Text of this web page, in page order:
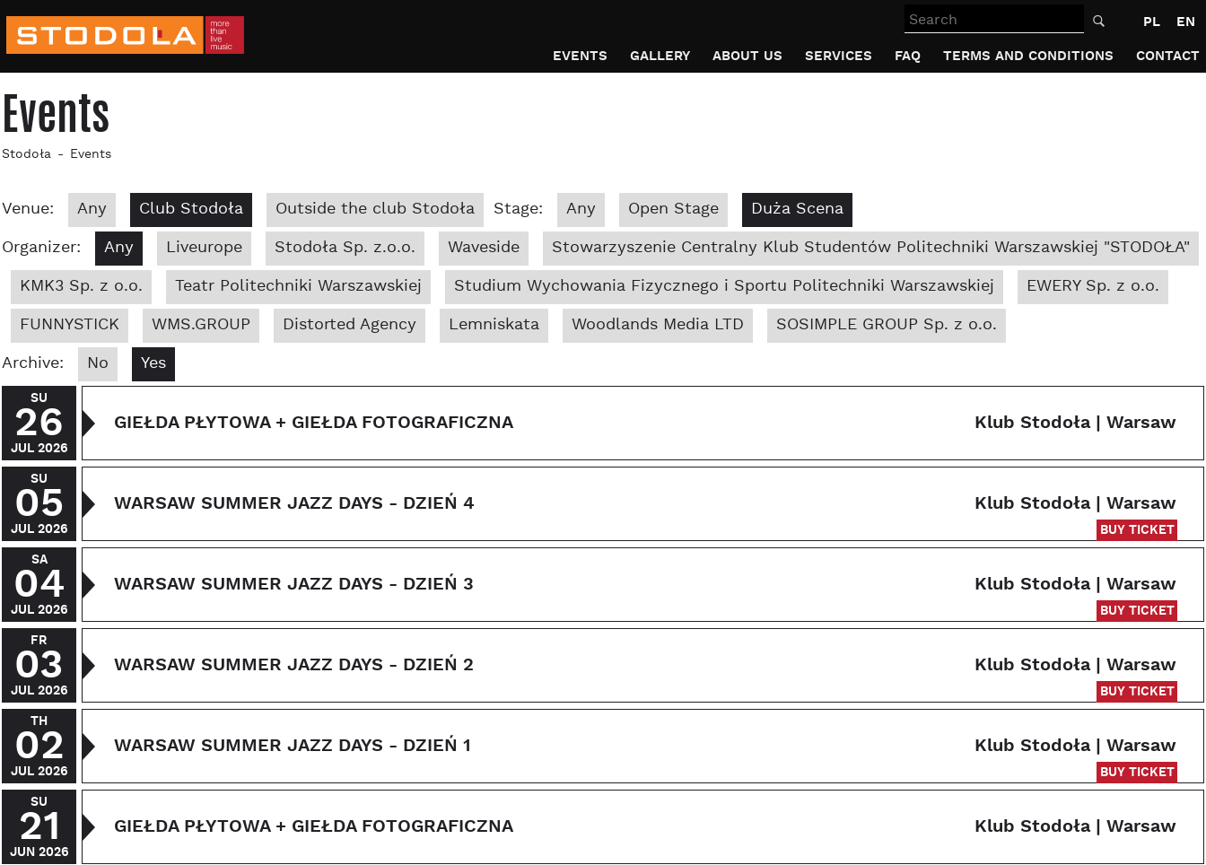
Search PL
EN
EVENTS
GALLERY ABOUT US SERVICES FAQ TERMS AND CONDITIONS CONTACT
Events
Stodoła Events
Venue: Any Club Stodoła Outside the club Stodoła Stage: Any Open Stage
Duża Scena
Organizer:
Any Liveurope Stodoła Sp. z.o.o. Waveside
Stowarzyszenie Centralny Klub Studentów Politechniki Warszawskiej "STODOŁA"
KMK3 Sp. z o.o.
Teatr Politechniki Warszawskiej Studium Wychowania Fizycznego i Sportu Politechniki Warszawskiej
EWERY Sp. z o.o.
FUNNYSTICK
WMS.GROUP Distorted Agency Lemniskata Woodlands Media LTD
SOSIMPLE GROUP Sp. z o.o.
Archive:
No Yes
SU
26
JUL 2026
GIEŁDA PŁYTOWA + GIEŁDA FOTOGRAFICZNA Klub Stodoła | Warsaw
SU
05
JUL 2026
WARSAW SUMMER JAZZ DAYS - DZIEŃ 4 Klub Stodoła | Warsaw
BUY TICKET
SA
04
JUL 2026
WARSAW SUMMER JAZZ DAYS - DZIEŃ 3 Klub Stodoła | Warsaw
BUY TICKET
FR
03
JUL 2026
WARSAW SUMMER JAZZ DAYS - DZIEŃ 2 Klub Stodoła | Warsaw
BUY TICKET
TH
02
JUL 2026
WARSAW SUMMER JAZZ DAYS - DZIEŃ 1 Klub Stodoła | Warsaw
BUY TICKET
SU
21
JUN 2026
GIEŁDA PŁYTOWA + GIEŁDA FOTOGRAFICZNA Klub Stodoła | Warsaw